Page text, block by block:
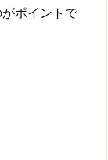
ポイントで